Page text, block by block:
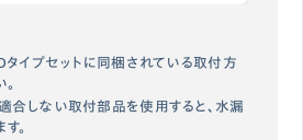
タイプセットに同梱されている取付方
合しない取付部品を使用すると、水漏
。